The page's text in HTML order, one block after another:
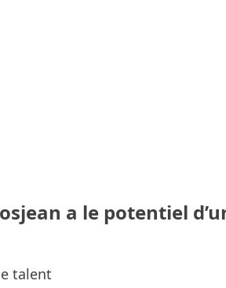
a le potentiel
talent